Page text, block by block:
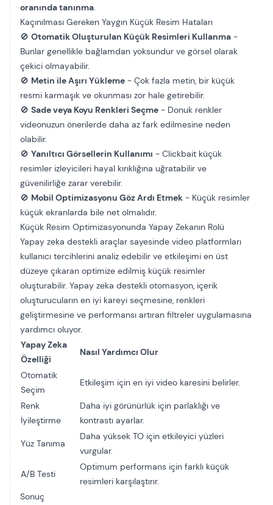
oranında tanınma.
Kaçınılması Gereken Yaygın Küçük Resim Hataları
🚫 Otomatik Oluşturulan Küçük Resimleri Kullanma -
Bunlar genellikle bağlamdan yoksundur ve görsel olarak
çekici olmayabilir.
🚫 Metin ile Aşırı Yükleme - Çok fazla metin, bir küçük
resmi karmaşık ve okunması zor hale getirebilir.
🚫 Sade veya Koyu Renkleri Seçme - Donuk renkler
videonuzun önerilerde daha az fark edilmesine neden
olabilir.
🚫 Yanıltıcı Görsellerin Kullanımı - Clickbait küçük
resimler izleyicileri hayal kırıklığına uğratabilir ve
güvenilirliğe zarar verebilir.
🚫 Mobil Optimizasyonu Göz Ardı Etmek - Küçük resimler
küçük ekranlarda bile net olmalıdır.
Küçük Resim Optimizasyonunda Yapay Zekanın Rolü
Yapay zeka destekli araçlar sayesinde video platformları
kullanıcı tercihlerini analiz edebilir ve etkileşimi en üst
düzeye çıkaran optimize edilmiş küçük resimler
oluşturabilir. Yapay zeka destekli otomasyon, içerik
oluşturucuların en iyi kareyi seçmesine, renkleri
geliştirmesine ve performansı artıran filtreler uygulamasına
yardımcı oluyor.
Yapay Zeka
Özelliği
Nasıl Yardımcı Olur
Otomatik
Seçim
Etkileşim için en iyi video karesini belirler.
Renk
İyileştirme
Daha iyi görünürlük için parlaklığı ve
kontrastı ayarlar.
Yüz Tanıma
Daha yüksek TO için etkileyici yüzleri
vurgular.
A/B Testi
Optimum performans için farklı küçük
resimleri karşılaştırır.
Sonuç